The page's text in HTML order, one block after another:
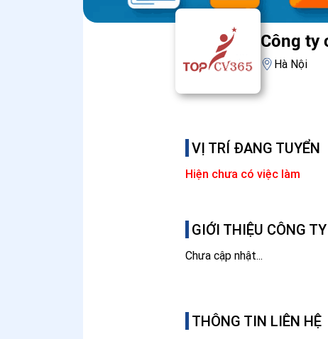
Công ty
Hà Nội
VỊ TRÍ ĐANG TUYỂN
Hiện chưa có việc làm
GIỚI THIỆU CÔNG TY
Chưa cập nhật...
THÔNG TIN LIÊN HỆ